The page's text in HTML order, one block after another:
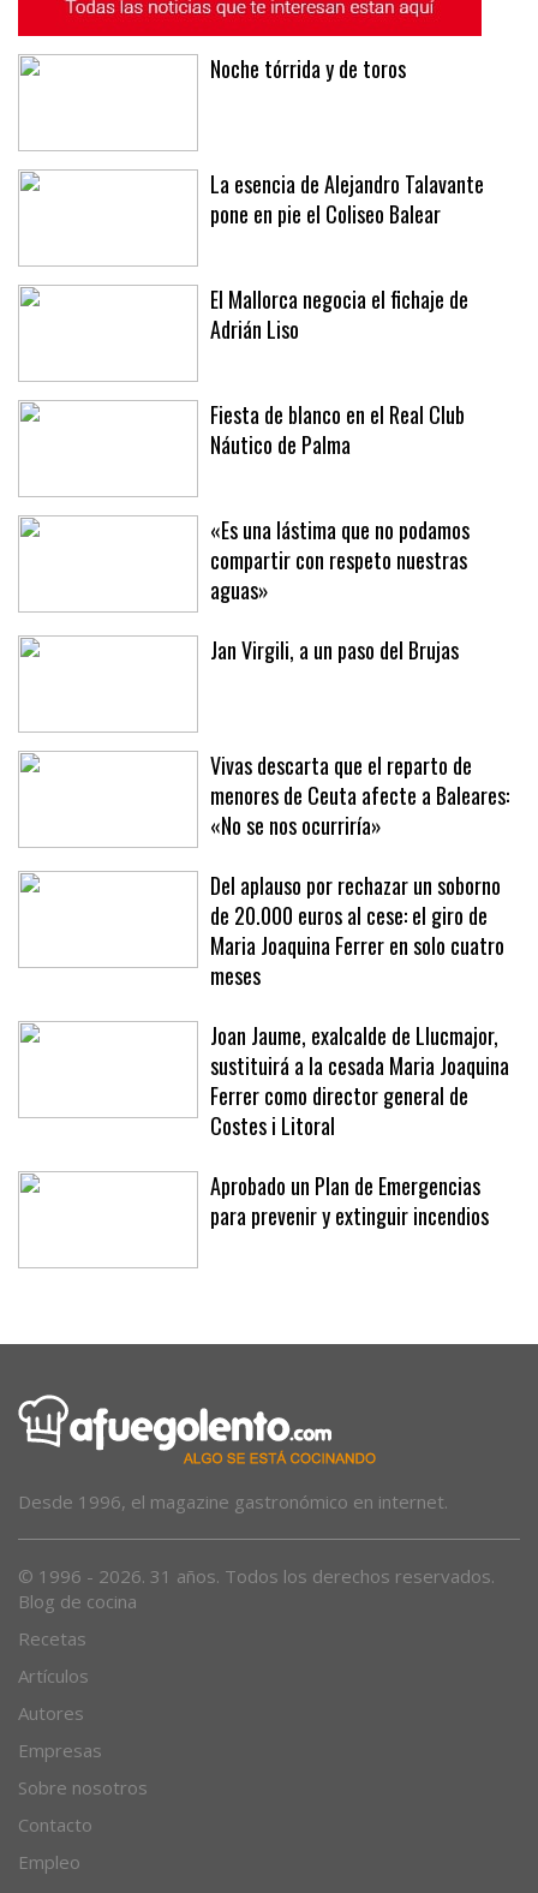
Noche tórrida y de toros
La esencia de Alejandro Talavante
pone en pie el Coliseo Balear
El Mallorca negocia el fichaje de
Adrián Liso
Fiesta de blanco en el Real Club
Náutico de Palma
«Es una lástima que no podamos
compartir con respeto nuestras
aguas»
Jan Virgili, a un paso del Brujas
Vivas descarta que el reparto de
menores de Ceuta afecte a Baleares:
«No se nos ocurriría»
Del aplauso por rechazar un soborno
de 20.000 euros al cese: el giro de
Maria Joaquina Ferrer en solo cuatro
meses
Joan Jaume, exalcalde de Llucmajor,
sustituirá a la cesada Maria Joaquina
Ferrer como director general de
Costes i Litoral
Aprobado un Plan de Emergencias
para prevenir y extinguir incendios
Desde 1996, el magazine gastronómico en internet.
© 1996 - 2026. 31 años. Todos los derechos reservados.
Blog de cocina
Recetas
Artículos
Autores
Empresas
Sobre nosotros
Contacto
Empleo